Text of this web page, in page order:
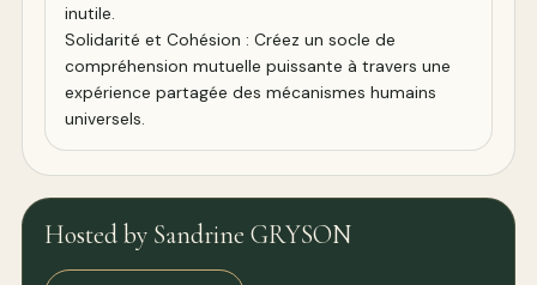
inutile.
Solidarité et Cohésion : Créez un socle de
compréhension mutuelle puissante à travers une
expérience partagée des mécanismes humains
universels.
Hosted by Sandrine GRYSON